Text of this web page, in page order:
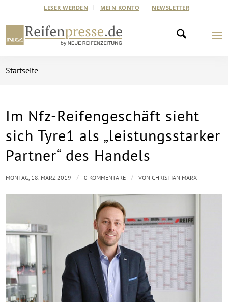
LESER WERDEN MEIN KONTO NEWSLETTER
Startseite
Im Nfz-Reifengeschäft sieht
sich Tyre1 als „leistungsstarker
Partner“ des Handels
MONTAG, 18. MÄRZ 2019 / 0 KOMMENTARE / VONCHRISTIAN MARX